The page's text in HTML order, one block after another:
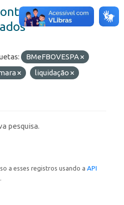
BMeFBOVESPA
liquidação
pesquisa.
a esses registros usando a API